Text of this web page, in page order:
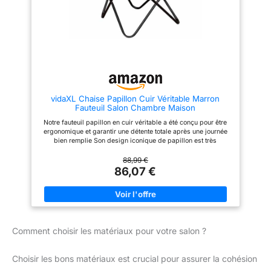
cuir de vache résistant et
durable I permet une meilleure
circulation de l'air qu'avec des
équipée de cinq roulettes
de bureau pouvant supporter
sans problème une charge
vidaXL Chaise Papillon Cuir Véritable Marron
Fauteuil Salon Chambre Maison
Notre fauteuil papillon en cuir véritable a été conçu pour être
ergonomique et garantir une détente totale après une journée
bien remplie Son design iconique de papillon est très
Cette chaise papillon classique en cuir véritable dispose d'un
dossier et d'un siège légèrement courbés, afin de soutenir
suffisamment votre corps et vous offrir le confort ultime
Fabriquée en véritable cuir, cette chaise papillon rétro est
durable et construite pour durer Les quatre coins de la chaise
sont renforcés avec du véritable cuir
88,99 €
86,07 €
Comment choisir les matériaux pour votre salon ?
Choisir les bons matériaux est crucial pour assurer la cohésion